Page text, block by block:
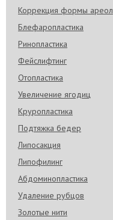
Коррекция формы ареол
Блефаропластика
Ринопластика
Фейслифтинг
Отопластика
Увеличение ягодиц
Круропластика
Подтяжка бедер
Липосакция
Липофилинг
Абдоминопластика
Удаление рубцов
Золотые нити